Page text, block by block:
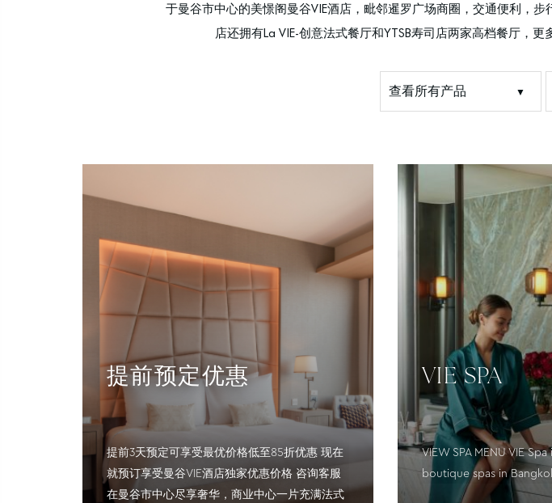
于曼谷市中心的美憬阁曼谷VIE酒店，毗邻暹罗广场商圈，交通便利，
店还拥有La VIE-创意法式餐厅和YTSB寿司店两家高档餐厅，
查看所有产品
提前预定优惠
提前3天预定可享受最优价格低至85折优惠 现在
就预订享受曼谷VIE酒店独家优惠价格 咨询客服
在曼谷市中心尽享奢华，商业中心一片充满法式
VIE SPA
VIEW SPA MENU VIE
boutique spas in